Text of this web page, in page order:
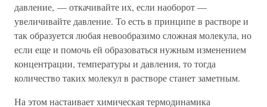
давление, — откачивайте их, если наоборот —
увеличивайте давление. То есть в принципе в растворе и
так образуется любая невообразимо сложная молекула, но
если еще и помочь ей образоваться нужным изменением
концентрации, температуры и давления, то тогда
количество таких молекул в растворе станет заметным.
На этом настаивает химическая термодинамика